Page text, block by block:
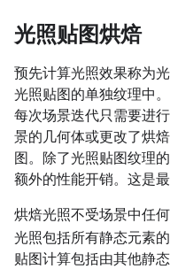
光照贴图烘焙
预先计算光照效果称为光
光照贴图的单独纹理中。
每次场景迭代只需要进
景的几何体或更改了烘
图。除了光照贴图纹理
额外的性能开销。这是
烘焙光照不受场景中任
光照包括所有静态元素的
贴图计算包括由其他静